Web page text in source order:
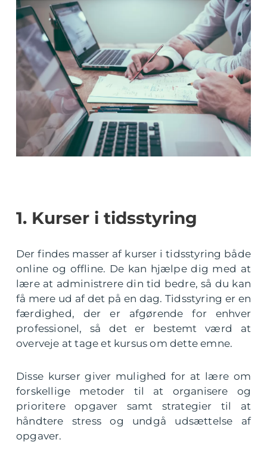
1. Kurser i tidsstyring
Der findes masser af kurser i tidsstyring både
online og offline. De kan hjælpe dig med at
lære at administrere din tid bedre, så du kan
få mere ud af det på en dag. Tidsstyring er en
færdighed, der er afgørende for enhver
professionel, så det er bestemt værd at
overveje at tage et kursus om dette emne.
Disse kurser giver mulighed for at lære om
forskellige metoder til at organisere og
prioritere opgaver samt strategier til at
håndtere stress og undgå udsættelse af
opgaver.